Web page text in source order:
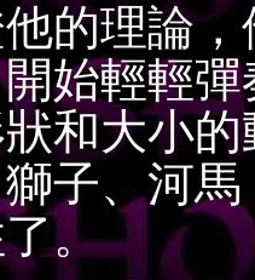
理論，
始輕輕
和大小
子、河
。